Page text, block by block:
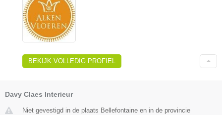
BEKIJK VOLLEDIG PROFIEL
Davy Claes Interieur
Niet gevestigd in de plaats Bellefontaine en in de provincie